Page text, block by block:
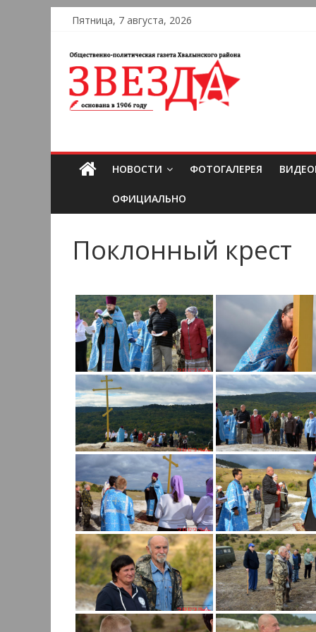
Пятница, 7 августа, 2026
НОВОСТИ ФОТОГАЛЕРЕЯ
ОФИЦИАЛЬНО
Поклонный крест